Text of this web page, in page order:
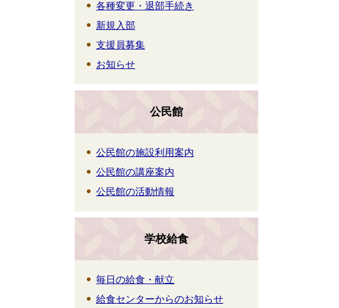
各種変更・退部手続き
新規入部
支援員募集
お知らせ
公民館
公民館の施設利用案内
公民館の講座案内
公民館の活動情報
学校給食
毎日の給食・献立
給食センターからのお知らせ